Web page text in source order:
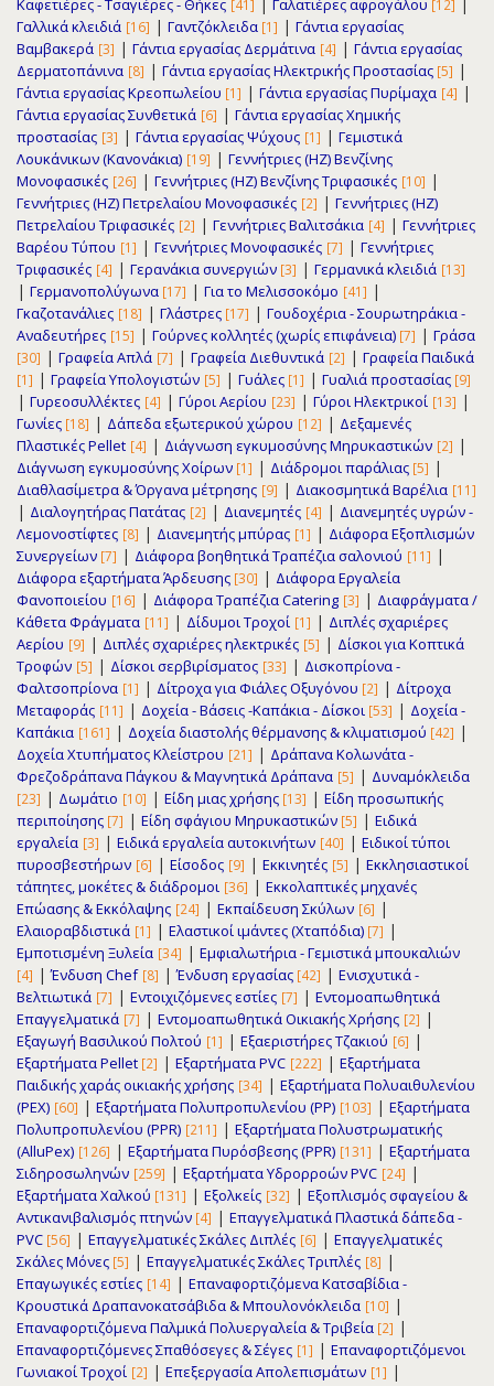
Καφετιέρες - Τσαγιέρες - Θήκες [41] Γαλατιέρες αφρογάλου [12]
Γαλλικά κλειδιά [16] | Γαντζόκλειδα [1] | Γάντια εργασίας
Βαμβακερά [3] | Γάντια εργασίας Δερμάτινα [4] | Γάντια εργασίας
Δερματοπάνινα [8] | Γάντια εργασίας Ηλεκτρικής Προστασίας [5] |
Γάντια εργασίας Κρεοπωλείου [1] | Γάντια εργασίας Πυρίμαχα [4] |
Γάντια εργασίας Συνθετικά [6] | Γάντια εργασίας Χημικής
προστασίας [3] | Γάντια εργασίας Ψύχους [1] | Γεμιστικά
Λουκάνικων (Κανονάκια) [19] | Γεννήτριες (ΗΖ) Βενζίνης
Μονοφασικές [26] | Γεννήτριες (ΗΖ) Βενζίνης Τριφασικές [10] |
Γεννήτριες (ΗΖ) Πετρελαίου Μονοφασικές [2] | Γεννήτριες (ΗΖ)
Πετρελαίου Τριφασικές [2] | Γεννήτριες Βαλιτσάκια [4] | Γεννήτριες
Βαρέου Τύπου [1] | Γεννήτριες Μονοφασικές [7] | Γεννήτριες
Τριφασικές [4] | Γερανάκια συνεργιών [3] | Γερμανικά κλειδιά [13]
| Γερμανοπολύγωνα [17] | Για το Μελισσοκόμο [41] |
Γκαζοτανάλιες [18] | Γλάστρες [17] | Γουδοχέρια - Σουρωτηράκια -
Αναδευτήρες [15] | Γούρνες κολλητές (χωρίς επιφάνεια) [7] | Γράσα
[30] | Γραφεία Απλά [7] | Γραφεία Διεθυντικά [2] | Γραφεία Παιδικά
[1] | Γραφεία Υπολογιστών [5] | Γυάλες [1] | Γυαλιά προστασίας [9]
| Γυρεοσυλλέκτες [4] | Γύροι Αερίου [23] | Γύροι Ηλεκτρικοί [13] |
Γωνίες [18] | Δάπεδα εξωτερικού χώρου [12] | Δεξαμενές
Πλαστικές Pellet [4] | Διάγνωση εγκυμοσύνης Μηρυκαστικών [2] |
Διάγνωση εγκυμοσύνης Χοίρων [1] | Διάδρομοι παράλιας [5] |
Διαθλασίμετρα & Όργανα μέτρησης [9] | Διακοσμητικά Βαρέλια [11]
| Διαλογητήρας Πατάτας [2] | Διανεμητές [4] | Διανεμητές υγρών -
Λεμονοστίφτες [8] | Διανεμητής μπύρας [1] | Διάφορα Εξοπλισμών
Συνεργείων [7] | Διάφορα βοηθητικά Τραπέζια σαλονιού [11] |
Διάφορα εξαρτήματα Άρδευσης [30] | Διάφορα Εργαλεία
Φανοποιείου [16] | Διάφορα Τραπέζια Catering [3] | Διαφράγματα /
Κάθετα Φράγματα [11] | Δίδυμοι Τροχοί [1] | Διπλές σχαριέρες
Αερίου [9] | Διπλές σχαριέρες ηλεκτρικές [5] | Δίσκοι για Κοπτικά
Τροφών [5] | Δίσκοι σερβιρίσματος [33] | Δισκοπρίονα -
Φαλτσοπρίονα [1] | Δίτροχα για Φιάλες Οξυγόνου [2] | Δίτροχα
Μεταφοράς [11] | Δοχεία - Βάσεις -Καπάκια - Δίσκοι [53] | Δοχεία -
Καπάκια [161] | Δοχεία διαστολής θέρμανσης & κλιματισμού [42] |
Δοχεία Χτυπήματος Κλείστρου [21] | Δράπανα Κολωνάτα -
Φρεζοδράπανα Πάγκου & Μαγνητικά Δράπανα [5] | Δυναμόκλειδα
[23] | Δωμάτιο [10] | Είδη μιας χρήσης [13] | Είδη προσωπικής
περιποίησης [7] | Είδη σφάγιου Μηρυκαστικών [5] | Ειδικά
εργαλεία [3] | Ειδικά εργαλεία αυτοκινήτων [40] | Ειδικοί τύποι
πυροσβεστήρων [6] | Είσοδος [9] | Εκκινητές [5] | Εκκλησιαστικοί
τάπητες, μοκέτες & διάδρομοι [36] | Εκκολαπτικές μηχανές
Επώασης & Εκκόλαψης [24] | Εκπαίδευση Σκύλων [6] |
Ελαιοραβδιστικά [1] | Ελαστικοί ιμάντες (Χταπόδια) [7] |
Εμποτισμένη Ξυλεία [34] | Εμφιαλωτήρια - Γεμιστικά μπουκαλιών
[4] |Ένδυση Chef [8] |Ένδυση εργασίας [42] | Ενισχυτικά -
Βελτιωτικά [7] | Εντοιχιζόμενες εστίες [7] | Εντομοαπωθητικά
Επαγγελματικά [7] | Εντομοαπωθητικά Οικιακής Χρήσης [2] |
Εξαγωγή Βασιλικού Πολτού [1] | Εξαεριστήρες Τζακιού [6] |
Εξαρτήματα Pellet [2] | Εξαρτήματα PVC [222] | Εξαρτήματα
Παιδικής χαράς οικιακής χρήσης [34] | Εξαρτήματα Πολυαιθυλενίου
(PEX) [60] | Εξαρτήματα Πολυπροπυλενίου (PP) [103] | Εξαρτήματα
Πολυπροπυλενίου (PPR) [211] | Εξαρτήματα Πολυστρωματικής
(AlluPex) [126] | Εξαρτήματα Πυρόσβεσης (PPR) [131] | Εξαρτήματα
Σιδηροσωληνών [259] | Εξαρτήματα Υδρορρoών PVC [24] |
Εξαρτήματα Χαλκού [131] | Εξολκείς [32] | Εξοπλισμός σφαγείου &
Αντικανιβαλισμός πτηνών [4] | Επαγγελματικά Πλαστικά δάπεδα -
PVC [56] | Επαγγελματικές Σκάλες Διπλές [6] | Επαγγελματικές
Σκάλες Μόνες [5] | Επαγγελματικές Σκάλες Τριπλές [8] |
Επαγωγικές εστίες [14] | Επαναφορτιζόμενα Κατσαβίδια -
Κρουστικά Δραπανοκατσάβιδα & Μπουλονόκλειδα [10] |
Επαναφορτιζόμενα Παλμικά Πολυεργαλεία & Τριβεία [2] |
Επαναφορτιζόμενες Σπαθόσεγες & Σέγες [1] | Επαναφορτιζόμενοι
Γωνιακοί Τροχοί [2] | Επεξεργασία Απολεπισμάτων [1] |